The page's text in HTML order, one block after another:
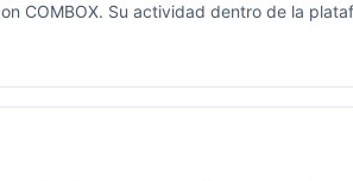
COMBOX. Su actividad dentro de la